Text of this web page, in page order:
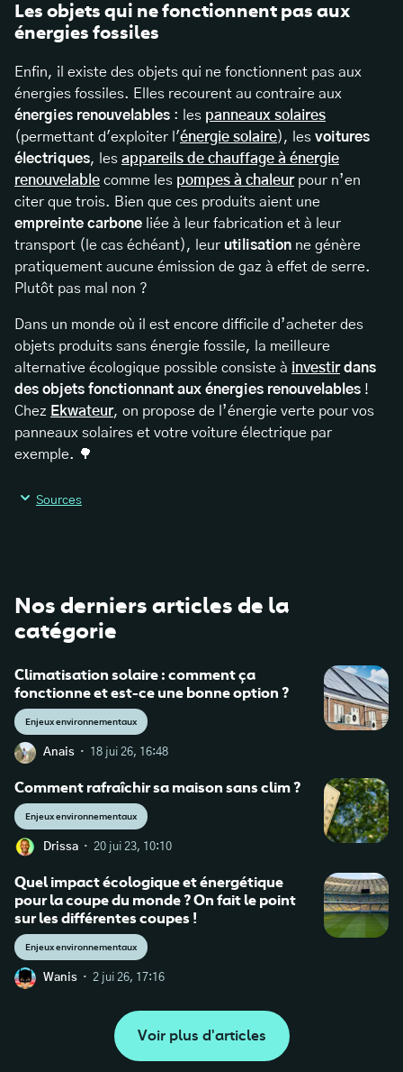
Les objets qui ne fonctionnent pas aux
énergies fossiles
Enfin, il existe des objets qui ne fonctionnent pas aux
énergies fossiles. Elles recourent au contraire aux
énergies renouvelables : les panneaux solaires
(permettant d'exploiter l'énergie solaire), les voitures
électriques, les appareils de chauffage à énergie
renouvelable comme les pompes à chaleur pour n’en
citer que trois. Bien que ces produits aient une
empreinte carbone liée à leur fabrication et à leur
transport (le cas échéant), leur utilisation ne génère
pratiquement aucune émission de gaz à effet de serre.
Plutôt pas mal non ?
Dans un monde où il est encore difficile d’acheter des
objets produits sans énergie fossile, la meilleure
alternative écologique possible consiste à investirdans
des objets fonctionnant aux énergies renouvelables !
Chez Ekwateur, on propose de l’énergie verte pour vos
panneaux solaires et votre voiture électrique par
exemple. 🌳
Sources
energie-2022/8-consommation-finale-denergiepar-
secteur-et
https://communication-
responsable.ademe.fr/antigreenwashing
Nos derniers articles de la
catégorie
Climatisation solaire : comment ça
fonctionne et est-ce une bonne option ?
Enjeux environnementaux
Anais · 18 jui 26, 16:48
Comment rafraîchir sa maison sans clim ?
Enjeux environnementaux
Drissa · 20 jui 23, 10:10
Quel impact écologique et énergétique
pour la coupe du monde ? On fait le point
sur les différentes coupes !
Enjeux environnementaux
Wanis · 2 jui 26, 17:16
Voir plus d'articles